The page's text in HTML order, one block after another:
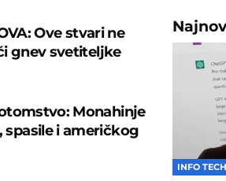
Ove stvari ne
gnev svetiteljke
Monahinje
spasile i američkog
INFO TECH